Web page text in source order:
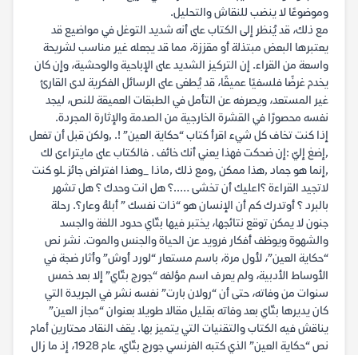
وموضوعًا لا ينضب للنقاش والتحليل.
مع ذلك، قد يُنظر إلى الكتاب على أنه شديد التوغل في مواضيع قد
يعتبرها البعض مبتذلة أو مقززة، مما قد يجعله غير مناسب لشريحة
واسعة من القراء. إن التركيز الشديد على الإباحية والوحشية، وإن كان
يخدم غرضًا فلسفيًا عميقًا، قد يُطغى على الرسائل الفكرية لدى القارئ
غير المستعد، ويصرفه عن التأمل في الطبقات العميقة للنص، ليجد
نفسه محصورًا في القشرة الخارجية من الصدمة والإثارة المجردة.
إذا كنت تخاف كل شيء اقرأ كتاب “حكاية العين” !. ,ولكن قبل أن تفعل
,إضغ إليّ :إن ضحكت فهذا يعني أنك خائف . فالكتاب على مايتراءى لك
,إنما هو جماد ,هذا ممكن ,ومع ذلك ,ماذا _وهذا افتراض جائز ـلو كنت
لاتجيد القراءة ؟اعليك أن تخشى …..؟ هل انت وحدك ؟ هل تشهر
بالبرد ؟ أوتدرك كم أن الإنسان هو “ذات نفسك ” أبلهُ وعار؟. رحلة
جنون لا يمكن توقع نتائجها، يختبر فيها بتّاي حدود اللغة والجسد
والشهوة ويوظف أفكار فرويد عن الحياة والجنس والموت. نشر نص
“حكاية العين”، لأول مرة، باسم مستعار “لورد أوش” وأثار ضجة في
الأوساط الأدبية، ولم يعرف اسم مؤلفه “جورج بتّاي” إلا بعد خمس
سنوات من وفاته، حتى أن “رولان بارت” نفسه نشر في الجريدة التي
كان يديرها بتّاي بعد وفاته بقليل مقالا طويلا بعنوان “مجاز العين”
يناقش فيه الكتاب والتقنيات التي يتميز بها. يقف النقاد محتارين أمام
نص “حكاية العين” الذي كتبه الفرنسي جورج بتّاي، عام 1928، إذ ما زال